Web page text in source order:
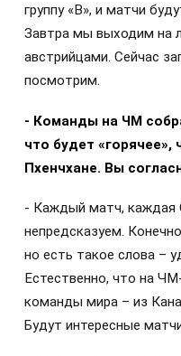
группу «В», и матчи
Завтра мы выходим на
австрийцами. Сейчас
посмотрим.
- Команды на ЧМ
что будет
Пхенчхане. Вы
- Каждый матч, каждая
непредсказуем.
но есть такое слова –
Естественно, что на
команды мира – из
Будут интересные